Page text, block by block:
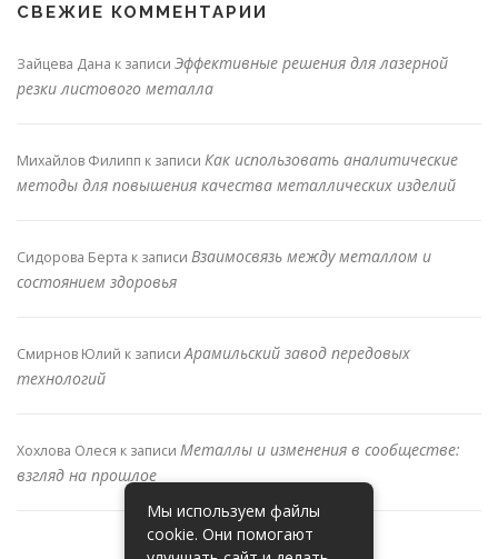
СВЕЖИЕ КОММЕНТАРИИ
Зайцева Дана к записи Эффективные решения для лазерной
резки листового металла
Михайлов Филипп к записи Как использовать аналитические
методы для повышения качества металлических изделий
Сидорова Берта к записи Взаимосвязь между металлом и
состоянием здоровья
Смирнов Юлий к записиАрамильский завод передовых
технологий
Хохлова Олеся к записи Металлы и изменения в сообществе:
взгляд на прошлое
Мы используем файлы
cookie. Они помогают